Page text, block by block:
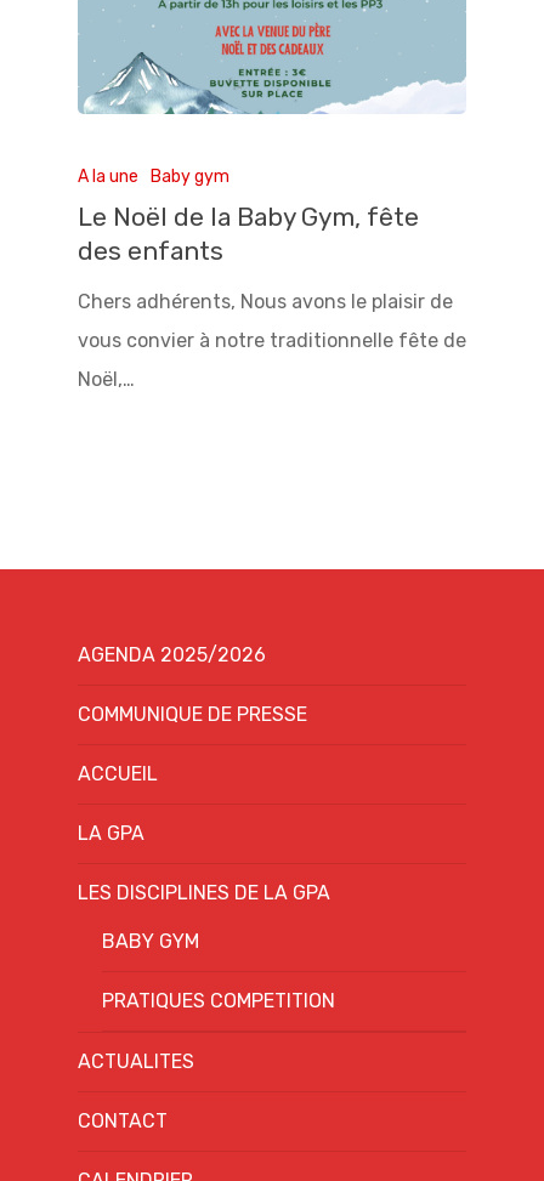
A la une Baby gym
Le Noël de la Baby Gym, fête
des enfants
Chers adhérents, Nous avons le plaisir de
vous convier à notre traditionnelle fête de
Noël,…
AGENDA 2025/2026
COMMUNIQUE DE PRESSE
ACCUEIL
LA GPA
LES DISCIPLINES DE LA GPA
BABY GYM
PRATIQUES COMPETITION
ACTUALITES
CONTACT